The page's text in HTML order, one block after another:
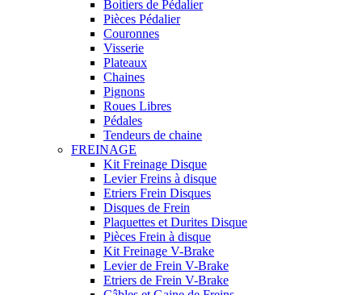
Boitiers de Pédalier
Pièces Pédalier
Couronnes
Visserie
Plateaux
Chaines
Pignons
Roues Libres
Pédales
Tendeurs de chaine
FREINAGE
Kit Freinage Disque
Levier Freins à disque
Etriers Frein Disques
Disques de Frein
Plaquettes et Durites Disque
Pièces Frein à disque
Kit Freinage V-Brake
Levier de Frein V-Brake
Etriers de Frein V-Brake